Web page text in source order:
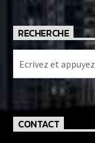
RECHERCHE
CONTACT